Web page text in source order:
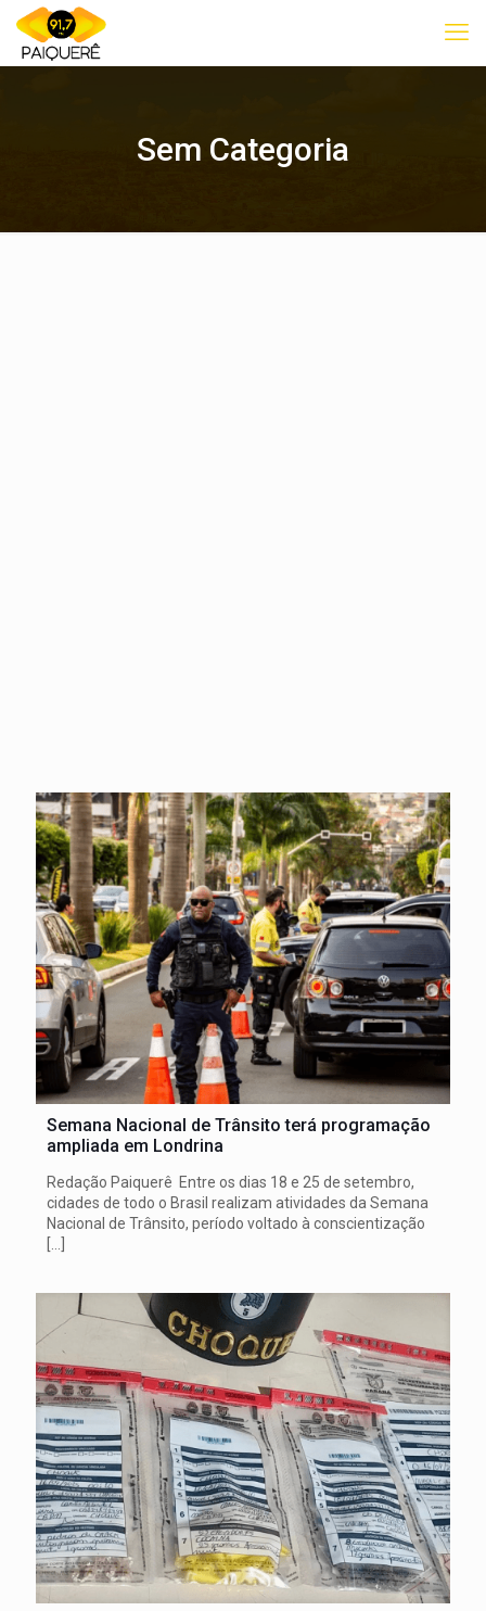
Sem Categoria
Semana Nacional de Trânsito terá programação
ampliada em Londrina
Redação Paiquerê Entre os dias 18 e 25 de setembro,
cidades de todo o Brasil realizam atividades da Semana
Nacional de Trânsito, período voltado à conscientização
[…]